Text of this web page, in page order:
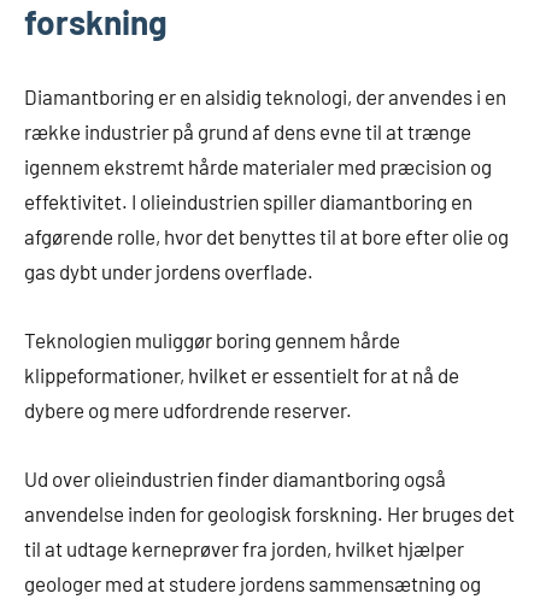
forskning
Diamantboring er en alsidig teknologi, der anvendes i en
række industrier på grund af dens evne til at trænge
igennem ekstremt hårde materialer med præcision og
effektivitet. I olieindustrien spiller diamantboring en
afgørende rolle, hvor det benyttes til at bore efter olie og
gas dybt under jordens overflade.
Teknologien muliggør boring gennem hårde
klippeformationer, hvilket er essentielt for at nå de
dybere og mere udfordrende reserver.
Ud over olieindustrien finder diamantboring også
anvendelse inden for geologisk forskning. Her bruges det
til at udtage kerneprøver fra jorden, hvilket hjælper
geologer med at studere jordens sammensætning og